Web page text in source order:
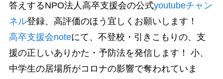
答えするNPO法人高卒支援会の公式youtubeチャン
ネル登録、高評価のほう宜しくお願いします！
高卒支援会noteにて、不登校・引きこもりの、支
援の正しいありかた・予防法を発信します！ 小、
中学生の居場所がコロナの影響で奪われていま